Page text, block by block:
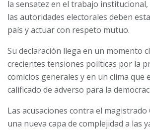
la sensatez en el trabajo
las autoridades electorales deben
país y actuar con respeto mutuo.
Su declaración llega en un momento
crecientes tensiones políticas por la
comicios generales y en un clima que
calificado de adverso para la
Las acusaciones contra el magistrado
una nueva capa de complejidad a las